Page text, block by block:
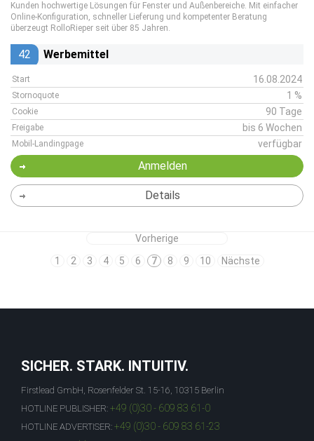
Kunden hochwertige Lösungen für Fenster und Außenbereiche. Mit einfacher
Online-Konfiguration, schneller Lieferung und kompetenter Beratung
überzeugt RolloRieper seit über 85 Jahren.
42 Werbemittel
Start 16.08.2024
Stornoquote 1 %
Cookie 90 Tage
Freigabe bis 6 Wochen
Mobil-Landingpage verfügbar
Anmelden
Details
Vorherige
1
2 3 4 5 6 7 8 9 10 Nächste
SICHER. STARK. INTUITIV.
Firstlead GmbH, Rosenfelder St. 15-16, 10315 Berlin
HOTLINE PUBLISHER: +49 (0)30 - 609 83 61-0
HOTLINE ADVERTISER: +49 (0)30 - 609 83 61-23